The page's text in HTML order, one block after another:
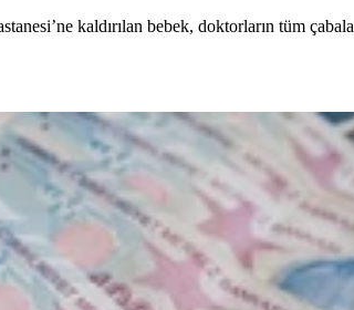
kaldırılan bebek, doktorların tüm